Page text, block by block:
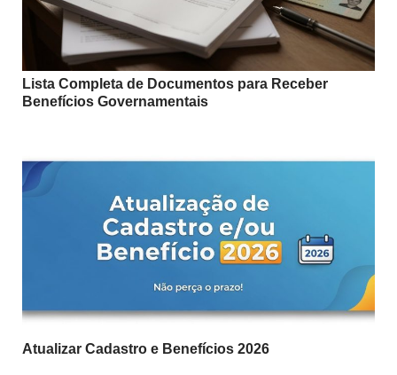
Lista Completa de Documentos para Receber
Benefícios Governamentais
Atualizar Cadastro e Benefícios 2026